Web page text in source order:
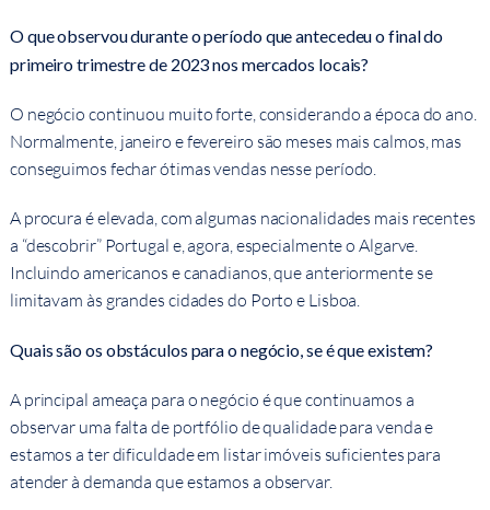
O que observou durante o período que antecedeu o final do
primeiro trimestre de 2023 nos mercados locais?
O negócio continuou muito forte, considerando a época do ano.
Normalmente, janeiro e fevereiro são meses mais calmos, mas
conseguimos fechar ótimas vendas nesse período.
A procura é elevada, com algumas nacionalidades mais recentes
a “descobrir” Portugal e, agora, especialmente o Algarve.
Incluindo americanos e canadianos, que anteriormente se
limitavam às grandes cidades do Porto e Lisboa.
Quais são os obstáculos para o negócio, se é que existem?
A principal ameaça para o negócio é que continuamos a
observar uma falta de portfólio de qualidade para venda e
estamos a ter dificuldade em listar imóveis suficientes para
atender à demanda que estamos a observar.